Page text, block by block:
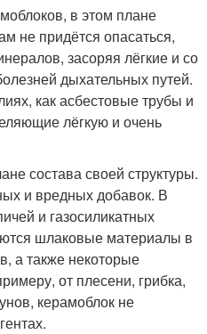
в этом плане
не придётся опасаться,
засоряя лёгкие и со
дыхательных путей.
как асбестовые трубы и
лёгкую и очень
состава своей структуры.
и вредных добавок. В
и газосиликатных
шлаковые материалы в
а также некоторые
от плесени, грибка,
керамоблок не